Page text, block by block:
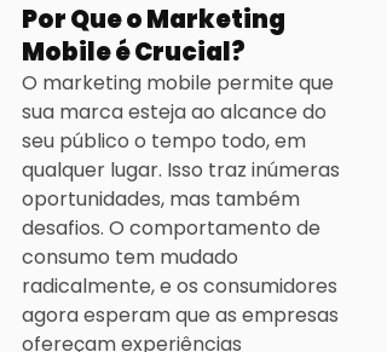
Por Que o Marketing
Mobile é Crucial?
O marketing mobile permite que
sua marca esteja ao alcance do
seu público o tempo todo, em
qualquer lugar. Isso traz inúmeras
oportunidades, mas também
desafios. O comportamento de
consumo tem mudado
radicalmente, e os consumidores
agora esperam que as empresas
ofereçam experiências